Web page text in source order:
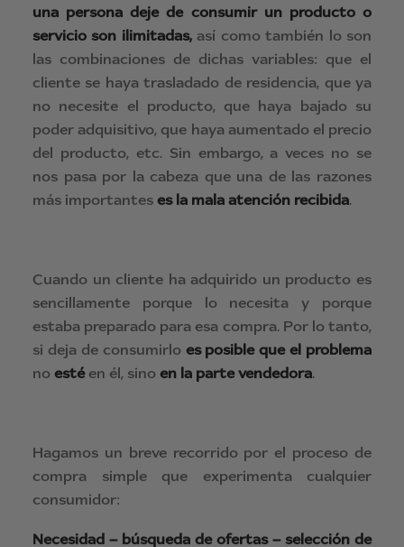
una persona deje de consumir un producto o
servicio son ilimitadas,así como también lo son
las combinaciones de dichas variables: que el
cliente se haya trasladado de residencia, que ya
no necesite el producto, que haya bajado su
poder adquisitivo, que haya aumentado el precio
del producto, etc. Sin embargo, a veces no se
nos pasa por la cabeza que una de las razones
más importantes es la mala atención recibida.
Cuando un cliente ha adquirido un producto es
sencillamente porque lo necesita y porque
estaba preparado para esa compra. Por lo tanto,
si deja de consumirlo es posible que el problema
no estéen él, sino en la parte vendedora.
Hagamos un breve recorrido por el proceso de
compra simple que experimenta cualquier
consumidor:
Necesidad – búsqueda de ofertas – selección de